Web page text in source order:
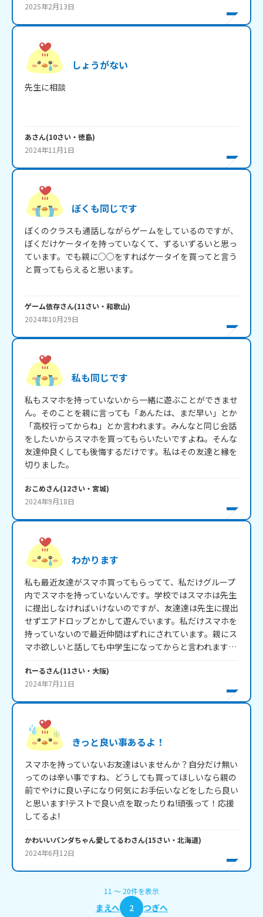
2025年2月13日
しょうがない
先生に相談
あさん(10さい・ 徳島)
2024年11月1日
ぼくも同じです
ぼくのクラスも通話しながらゲームをしているのですが、
ぼくだけケータイを持っていなくて、ずるいずるいと思っ
ています。でも親に○○をすればケータイを買ってと言う
と買ってもらえると思います。
ゲーム依存さん(11さい・ 和歌山)
2024年10月29日
私も同じです
私もスマホを持っていないから一緒に遊ぶことができませ
ん。そのことを親に言っても「あんたは、まだ早い」とか
「高校行ってからね」とか言われます。みんなと同じ会話
をしたいからスマホを買ってもらいたいですよね。そんな
友達仲良くしても後悔するだけです。私はその友達と縁を
切りました。
おこめさん(12さい・ 宮城)
2024年9月18日
わかります
私も最近友達がスマホ買ってもらってて、私だけグループ
内でスマホを持っていないんです。学校ではスマホは先生
に提出しなければいけないのですが、友達達は先生に提出
せずエアドロップとかして遊んでいます。私だけスマホを
持っていないので最近仲間はずれにされています。親にス
マホ欲しいと話しても中学生になってからと言われます…
れーるさん(11さい・ 大阪)
2024年7月11日
きっと良い事あるよ！
スマホを持っていないお友達はいませんか？自分だけ無い
ってのは辛い事ですね、どうしても買ってほしいなら親の
前でやけに良い子になり何気にお手伝いなどをしたら良い
と思います!テストで良い点を取ったりね!頑張って！応援
かわいいパンダちゃん愛してるわさん(15さい・ 北海道)
2024年6月12日
11 〜 20件を表示
まえへ 2 つぎへ